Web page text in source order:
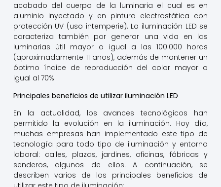
acabado del cuerpo de la luminaria el cual es en
aluminio inyectado y en pintura electrostática con
protección UV (uso intemperie). La iluminación LED se
caracteriza también por generar una vida en las
luminarias útil mayor o igual a las 100.000 horas
(aproximadamente 11 años), además de mantener un
óptimo índice de reproducción del color mayor o
igual al 70%.
Principales beneficios de utilizar iluminación LED
En la actualidad, los avances tecnológicos han
permitido la evolución en la iluminación. Hoy día,
muchas empresas han implementado este tipo de
tecnología para todo tipo de iluminación y entorno
laboral: calles, plazas, jardines, oficinas, fábricas y
senderos, algunos de ellos. A continuación, se
describen varios de los principales beneficios de